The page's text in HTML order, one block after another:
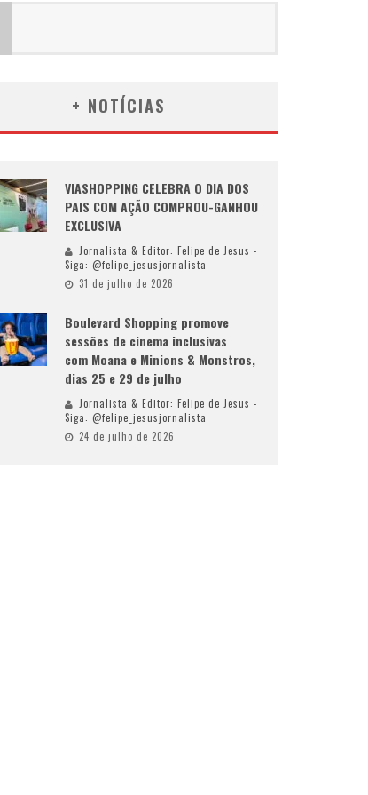
+ NOTÍCIAS
VIASHOPPING CELEBRA O DIA DOS
PAIS COM AÇÃO COMPROU-GANHOU
EXCLUSIVA
Jornalista & Editor: Felipe de Jesus -
Siga: @felipe_jesusjornalista
31 de julho de 2026
Boulevard Shopping promove
sessões de cinema inclusivas
com Moana e Minions & Monstros,
dias 25 e 29 de julho
Jornalista & Editor: Felipe de Jesus -
Siga: @felipe_jesusjornalista
24 de julho de 2026